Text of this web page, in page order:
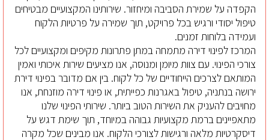
הקפדה על שמירת הסביבה ומיחזור. שירותינו המקצועיים מבטיחים
טיפול יסודי ורגיש בכל פרויקט, תוך שמירה על פרטיות הלקוח
ועמידה בלוחות זמנים.
המרכז לפינוי דירה מתמחה במתן פתרונות מקיפים ומקצועיים לכל
צורכי הפינוי. עם צוות מיומן ומנוסה, אנו מציעים שירות איכותי ואמין
המותאם לצרכים הייחודיים של כל לקוח. בין אם מדובר בפינוי דירת
ירושה בנתניה, טיפול באגרנות כפייתית, או פינוי דירה מוזנחת, אנו
מחויבים להעניק את השירות הטוב ביותר. שירותי הפינוי שלנו
מתאפיינים ברמת מקצועיות גבוהה במיוחד, תוך שימת דגש על
דיסקרטיות מלאה ורגישות לצורכי הלקוח. אנו מבינים שכל מקרה